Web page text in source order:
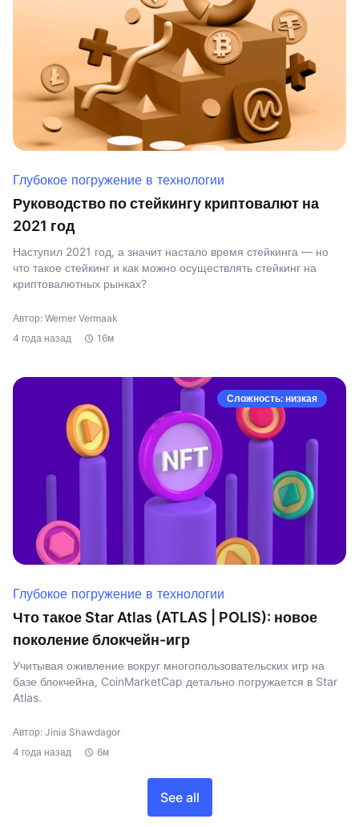
Глубокое погружение в технологии
Руководство по стейкингу криптовалют на
2021 год
Наступил 2021 год, а значит настало время стейкинга — но
что такое стейкинг и как можно осуществлять стейкинг на
криптовалютных рынках?
Автор: Werner Vermaak
4 года назад
16м
Сложность: низкая
Глубокое погружение в технологии
Что такое Star Atlas (ATLAS | POLIS): новое
поколение блокчейн-игр
Учитывая оживление вокруг многопользовательских игр на
базе блокчейна, CoinMarketCap детально погружается в Star
Atlas.
Автор: Jinia Shawdagor
4 года назад
6м
See all